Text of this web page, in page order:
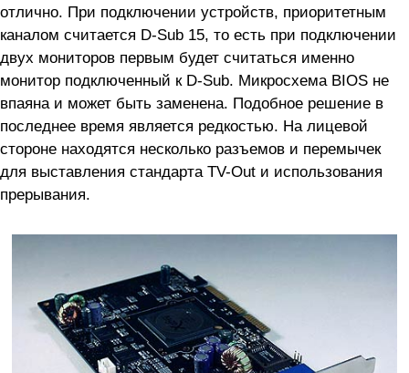
отлично. При подключении устройств, приоритетным
каналом считается D-Sub 15, то есть при подключении
двух мониторов первым будет считаться именно
монитор подключенный к D-Sub. Микросхема BIOS не
впаяна и может быть заменена. Подобное решение в
последнее время является редкостью. На лицевой
стороне находятся несколько разъемов и перемычек
для выставления стандарта TV-Out и использования
прерывания.